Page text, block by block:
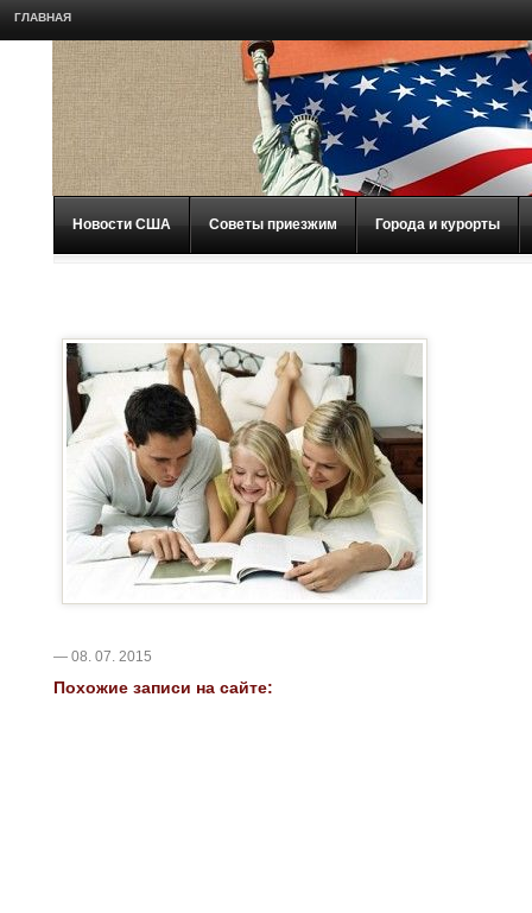
ГЛАВНАЯ
Новости США Советы приезжим Города и курорты
— 08. 07. 2015
Похожие записи на сайте: